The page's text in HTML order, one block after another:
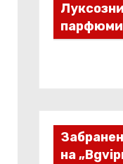
парфюми
на